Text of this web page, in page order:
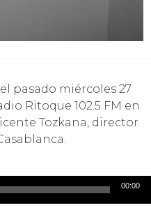
Ritoque 102.5 FM en
Tozkana, director
00:00